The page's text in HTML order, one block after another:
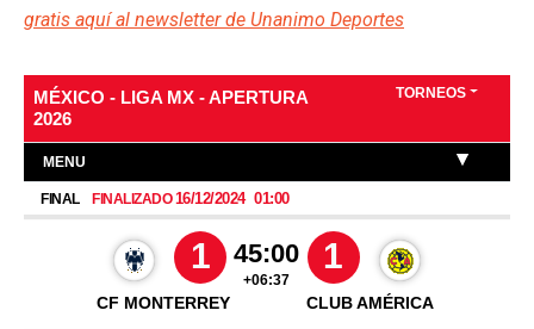
gratis aquí al newsletter de Unanimo Deportes